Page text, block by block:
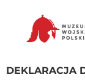
DEKLARACJA